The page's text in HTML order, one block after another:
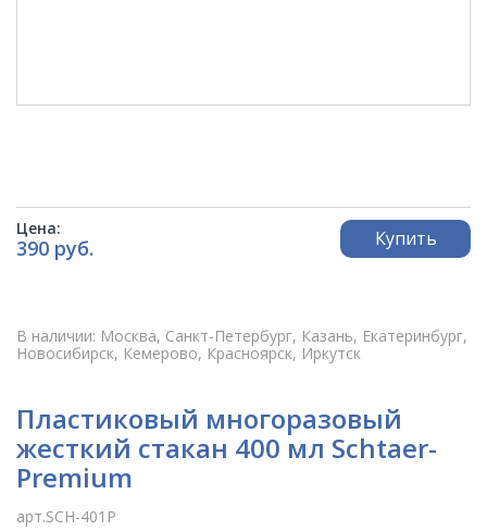
Цена:
390 руб. Купить
В наличии: Москва, Санкт-Петербург, Казань, Екатеринбург,
Новосибирск, Кемерово, Красноярск, Иркутск
Пластиковый многоразовый
жесткий стакан 400 мл Schtaer-
Premium
арт.SCH-401P